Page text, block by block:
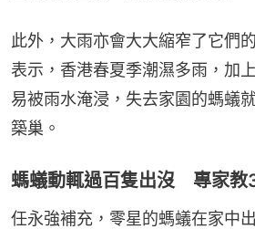
此外，大雨亦會大大縮窄了它們
表示，香港春夏季潮濕多雨，加
易被雨水淹浸，失去家園的螞蟻
築巢。
螞蟻動輒過百隻出沒 專家教
任永強補充，零星的螞蟻在家中